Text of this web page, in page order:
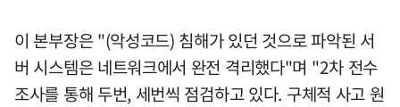
이 본부장은 "(악성코드) 침해가 있던 것으로 파악된 서
버 시스템은 네트워크에서 완전 격리했다"며 "2차 전수
조사를 통해 두번, 세번씩 점검하고 있다. 구체적 사고 원